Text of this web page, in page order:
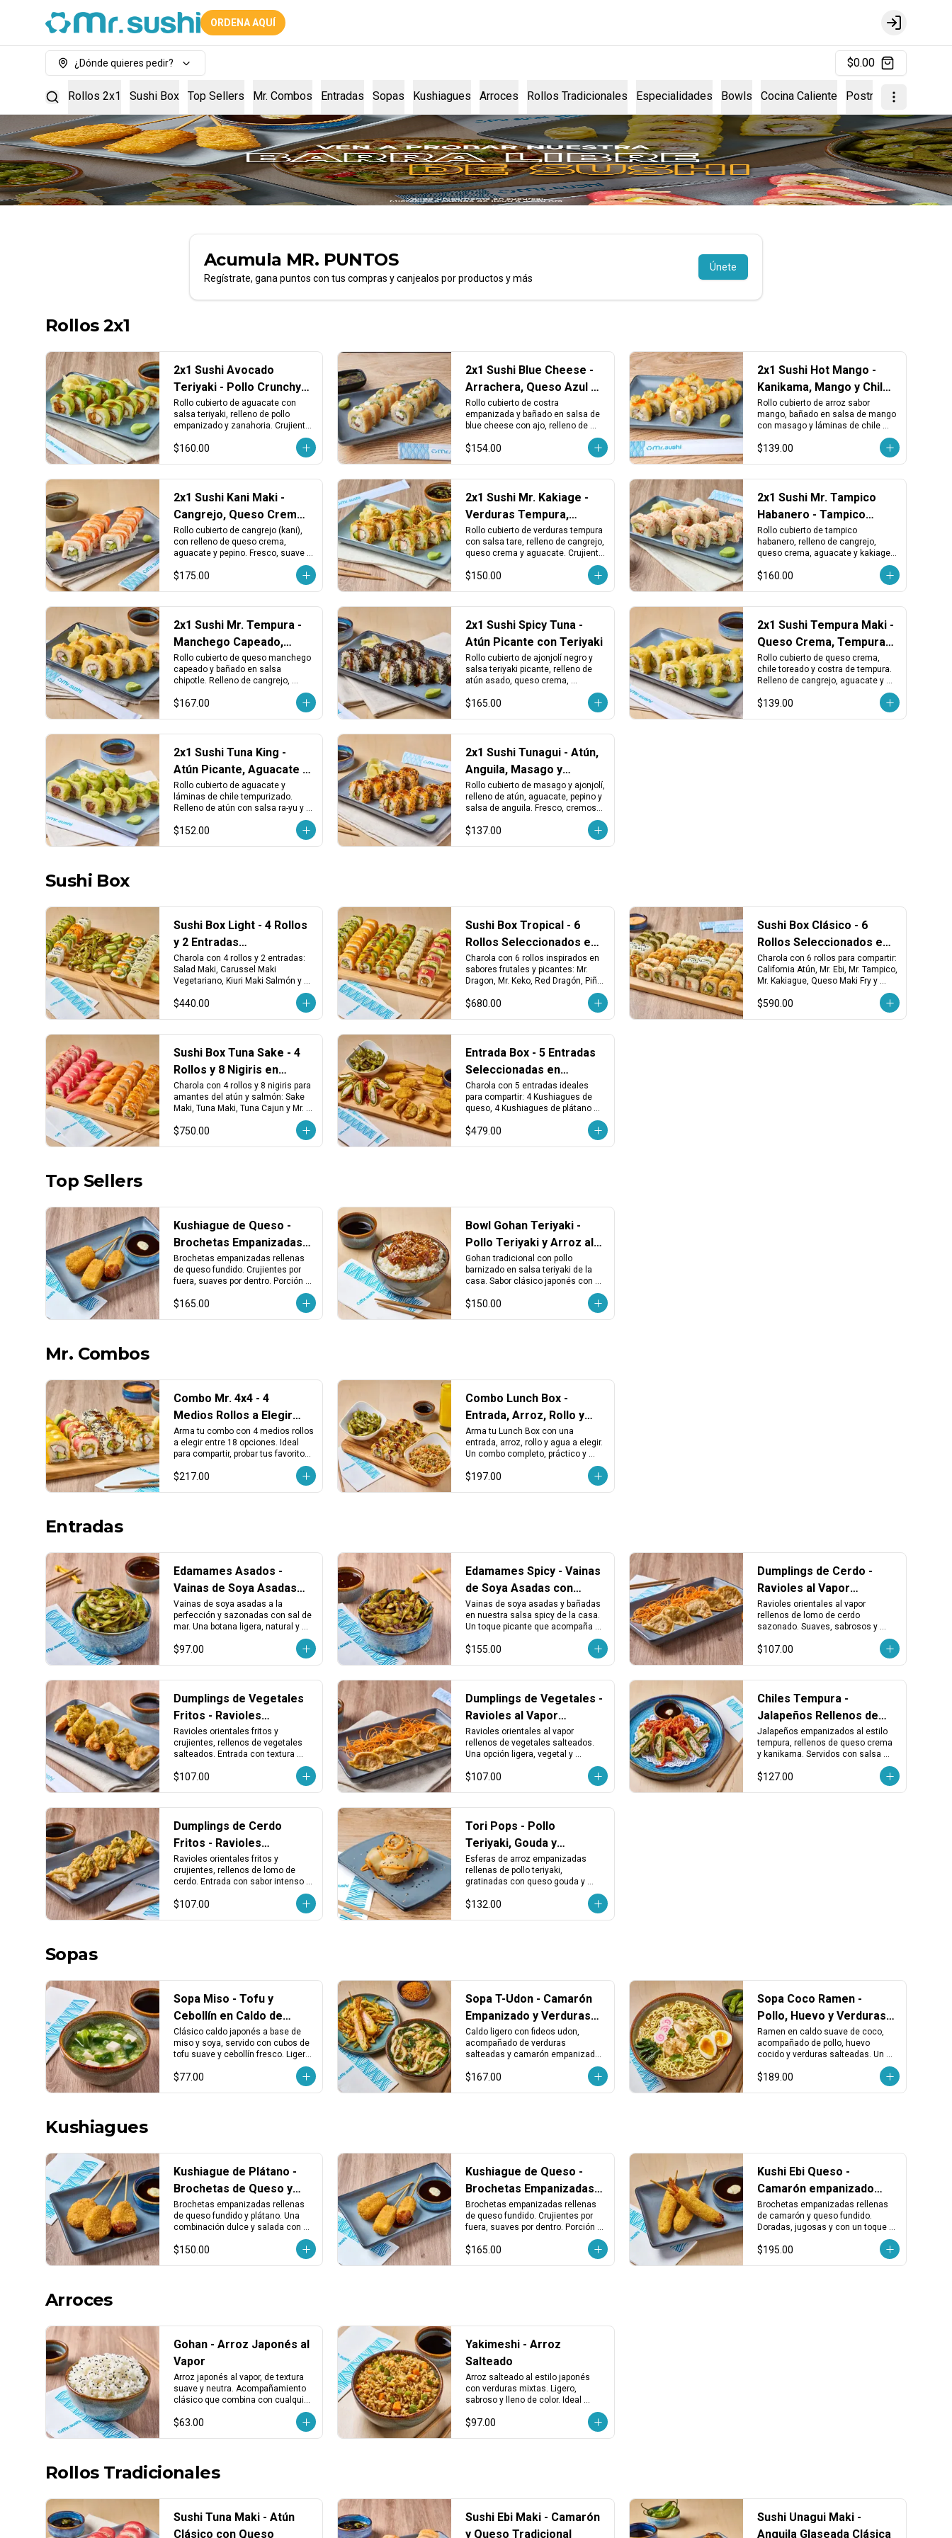
ORDENA AQUÍ
Login
¿Dónde quieres pedir? $0.00
Rollos 2x1 Sushi Box Top Sellers Mr. Combos Entradas Sopas Kushiagues Arroces Rollos Tradicionales Especialidades Bowls Cocina Caliente Postres Hand Rolls
Acumula MR. PUNTOS
Regístrate, gana puntos con tus compras y canjealos por productos y más
Únete
Rollos 2x1
2x1 Sushi Avocado
Teriyaki - Pollo Crunchy,
Aguacate y Zanahoria
Rollo cubierto de aguacate con
salsa teriyaki, relleno de pollo
empanizado y zanahoria. Crujiente,
$160.00
2x1 Sushi Blue Cheese -
Arrachera, Queso Azul y
Costra Crujiente
Rollo cubierto de costra
empanizada y bañado en salsa de
blue cheese con ajo, relleno de
arrachera asada, aguacate y queso
crema, terminado con cebollín
$154.00
2x1 Sushi Hot Mango -
Kanikama, Mango y Chile
Serrano
Rollo cubierto de arroz sabor
mango, bañado en salsa de mango
con masago y láminas de chile
serrano tempurizado. Relleno de
piña, kanikama, aguacate y queso
$139.00
2x1 Sushi Kani Maki -
Cangrejo, Queso Crema,
Aguacate y Pepino
Rollo cubierto de cangrejo (kani),
con relleno de queso crema,
aguacate y pepino. Fresco, suave y
con el toque cremoso tradicional.
$175.00
2x1 Sushi Mr. Kakiage -
Verduras Tempura,
Cangrejo y Queso
Rollo cubierto de verduras tempura
con salsa tare, relleno de cangrejo,
queso crema y aguacate. Crujiente,
japonés.
$150.00
2x1 Sushi Mr. Tampico
Habanero - Tampico
Picante, Cangrejo y
Queso
Rollo cubierto de tampico
habanero, relleno de cangrejo,
queso crema, aguacate y kakiage
toque vegetal crujiente.
$160.00
2x1 Sushi Mr. Tempura -
Manchego Capeado,
Cangrejo y Chipotle
Rollo cubierto de queso manchego
capeado y bañado en salsa
chipotle. Relleno de cangrejo,
Cremoso, crujiente y con toque
$167.00
2x1 Sushi Spicy Tuna -
Atún Picante con Teriyaki
Rollo cubierto de ajonjolí negro y
salsa teriyaki picante, relleno de
atún asado, queso crema,
toreados. Intenso, cremoso y con
$165.00
2x1 Sushi Tempura Maki -
Queso Crema, Tempura,
Cangrejo y Chile
Rollo cubierto de queso crema,
chile toreado y costra de tempura.
Relleno de cangrejo, aguacate y
kakiage. Cremoso, dorado y con un
toque picante.
$139.00
2x1 Sushi Tuna King -
Atún Picante, Aguacate y
Chile Tempura
Rollo cubierto de aguacate y
láminas de chile tempurizado.
Relleno de atún con salsa ra-yu y
textura crujiente.
$152.00
2x1 Sushi Tunagui - Atún,
Anguila, Masago y
Aguacate
Rollo cubierto de masago y ajonjolí,
relleno de atún, aguacate, pepino y
salsa de anguila. Fresco, cremoso
$137.00
Sushi Box
Sushi Box Light - 4 Rollos
y 2 Entradas
Seleccionadas
Charola con 4 rollos y 2 entradas:
Salad Maki, Carussel Maki
Vegetariano, Kiuri Maki Salmón y
edamames y 4 nigiris de aguacate.
$440.00
Sushi Box Tropical - 6
Rollos Seleccionados en
Charola
Charola con 6 rollos inspirados en
sabores frutales y picantes: Mr.
Dragon, Mr. Keko, Red Dragón, Piña
Avocado Maki Vegetariano.
¡Fresco, atrevido y lleno de sabor!
$680.00
Sushi Box Clásico - 6
Rollos Seleccionados en
Charola para Compartir
Charola con 6 rollos para compartir:
California Atún, Mr. Ebi, Mr. Tampico,
Mr. Kakiague, Queso Maki Fry y
Filadelfia Salmón. ¡Variedad clásica
en cada bocado!
$590.00
Sushi Box Tuna Sake - 4
Rollos y 8 Nigiris en
Charola
Charola con 4 rollos y 8 nigiris para
amantes del atún y salmón: Sake
Maki, Tuna Maki, Tuna Cajun y Mr.
Diablo. Incluye 4 nigiris de atún y 4
de salmón fresco. ¡Perfecto para
$750.00
Entrada Box - 5 Entradas
Seleccionadas en
Charola
Charola con 5 entradas ideales
para compartir: 4 Kushiagues de
queso, 4 Kushiagues de plátano
con queso, dumplings vegetales
fritos, chiles tempura y edamames
$479.00
Top Sellers
Kushiague de Queso -
Brochetas Empanizadas
Rellenas de Queso
Fundido (3 pzas)
Brochetas empanizadas rellenas
de queso fundido. Crujientes por
fuera, suaves por dentro. Porción
de 3 piezas, ideales como entrada
o para compartir.
$165.00
Bowl Gohan Teriyaki -
Pollo Teriyaki y Arroz al
Vapor
Gohan tradicional con pollo
barnizado en salsa teriyaki de la
casa. Sabor clásico japonés con un
$150.00
Mr. Combos
Combo Mr. 4x4 - 4
Medios Rollos a Elegir
entre 18 Opciones
Arma tu combo con 4 medios rollos
a elegir entre 18 opciones. Ideal
para compartir, probar tus favoritos
$217.00
Combo Lunch Box -
Entrada, Arroz, Rollo y
Agua
Arma tu Lunch Box con una
entrada, arroz, rollo y agua a elegir.
Un combo completo, práctico y
cualquier momento del día.
$197.00
Entradas
Edamames Asados -
Vainas de Soya Asadas
con Sal de Mar
Vainas de soya asadas a la
perfección y sazonadas con sal de
mar. Una botana ligera, natural y
llena de sabor para abrir el apetito o
acompañar tu rollo favorito.
$97.00
Edamames Spicy - Vainas
de Soya Asadas con
Salsa Spicy
Vainas de soya asadas y bañadas
en nuestra salsa spicy de la casa.
Un toque picante que acompaña
perfecto cualquier rollo o entrada
ligera.
$155.00
Dumplings de Cerdo -
Ravioles al Vapor
Rellenos de Lomo
Ravioles orientales al vapor
rellenos de lomo de cerdo
sazonado. Suaves, sabrosos y
acompañamiento.
$107.00
Dumplings de Vegetales
Fritos - Ravioles
Crujientes de Vegetales
Ravioles orientales fritos y
crujientes, rellenos de vegetales
salteados. Entrada con textura
combina con todo.
$107.00
Dumplings de Vegetales -
Ravioles al Vapor
Rellenos de Vegetales
Ravioles orientales al vapor
rellenos de vegetales salteados.
Una opción ligera, vegetal y
sabrosa que acompaña muy bien
cualquier plato principal.
$107.00
Chiles Tempura -
Jalapeños Rellenos de
Queso y Kanikama
Jalapeños empanizados al estilo
tempura, rellenos de queso crema
y kanikama. Servidos con salsa
kushiague. Una entrada crujiente y
sabrosa con un toque picante
$127.00
Dumplings de Cerdo
Fritos - Ravioles
Crujientes de Lomo
Ravioles orientales fritos y
crujientes, rellenos de lomo de
cerdo. Entrada con sabor intenso y
cualquier plato.
$107.00
Tori Pops - Pollo
Teriyaki, Gouda y
Sriracha
Esferas de arroz empanizadas
rellenas de pollo teriyaki,
gratinadas con queso gouda y
bañadas con salsa mayo sriracha.
$132.00
Sopas
Sopa Miso - Tofu y
Cebollín en Caldo de
Miso y Soya
Clásico caldo japonés a base de
miso y soya, servido con cubos de
tofu suave y cebollín fresco. Ligera,
reconfortante y perfecta para abrir
el apetito.
$77.00
Sopa T-Udon - Camarón
Empanizado y Verduras
en Caldo Udon
Caldo ligero con fideos udon,
acompañado de verduras
salteadas y camarón empanizado.
textura suave y crujiente en cada
$167.00
Sopa Coco Ramen -
Pollo, Huevo y Verduras
en Caldo de Coco
Ramen en caldo suave de coco,
acompañado de pollo, huevo
cocido y verduras salteadas. Un
ramen diferente, aromático y con
un sabor ligeramente dulce.
$189.00
Kushiagues
Kushiague de Plátano -
Brochetas de Queso y
Plátano Empanizado (3
pzas)
Brochetas empanizadas rellenas
de queso fundido y plátano. Una
combinación dulce y salada con
piezas.
$150.00
Kushiague de Queso -
Brochetas Empanizadas
Rellenas de Queso
Fundido (3 pzas)
Brochetas empanizadas rellenas
de queso fundido. Crujientes por
fuera, suaves por dentro. Porción
de 3 piezas, ideales como entrada
o para compartir.
$165.00
Kushi Ebi Queso -
Camarón empanizado
con queso fundido (3
pzas)
Brochetas empanizadas rellenas
de camarón y queso fundido.
Doradas, jugosas y con un toque
piezas.
$195.00
Arroces
Gohan - Arroz Japonés al
Vapor
Arroz japonés al vapor, de textura
suave y neutra. Acompañamiento
clásico que combina con cualquier
$63.00
Yakimeshi - Arroz
Salteado
Arroz salteado al estilo japonés
con verduras mixtas. Ligero,
sabroso y lleno de color. Ideal
acompañamiento.
$97.00
Rollos Tradicionales
Sushi Tuna Maki - Atún
Clásico con Queso
Sushi Ebi Maki - Camarón
y Queso Tradicional
Sushi Unagui Maki -
Anguila Glaseada Clásica